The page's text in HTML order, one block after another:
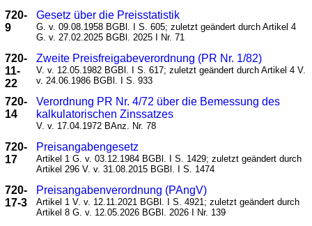
720-
9
Gesetz über die Preisstatistik
G. v. 09.08.1958 BGBl. I S. 605; zuletzt geändert durch Artikel 4
G. v. 27.02.2025 BGBl. 2025 I Nr. 71
720-
11-
22
Zweite Preisfreigabeverordnung (PR Nr. 1/82)
V. v. 12.05.1982 BGBl. I S. 617; zuletzt geändert durch Artikel 4 V.
v. 24.06.1986 BGBl. I S. 933
720-
14
Verordnung PR Nr. 4/72 über die Bemessung des
kalkulatorischen Zinssatzes
V. v. 17.04.1972 BAnz. Nr. 78
720-
17
Preisangabengesetz
Artikel 1 G. v. 03.12.1984 BGBl. I S. 1429; zuletzt geändert durch
Artikel 296 V. v. 31.08.2015 BGBl. I S. 1474
720-
17-3
Preisangabenverordnung (PAngV)
Artikel 1 V. v. 12.11.2021 BGBl. I S. 4921; zuletzt geändert durch
Artikel 8 G. v. 12.05.2026 BGBl. 2026 I Nr. 139